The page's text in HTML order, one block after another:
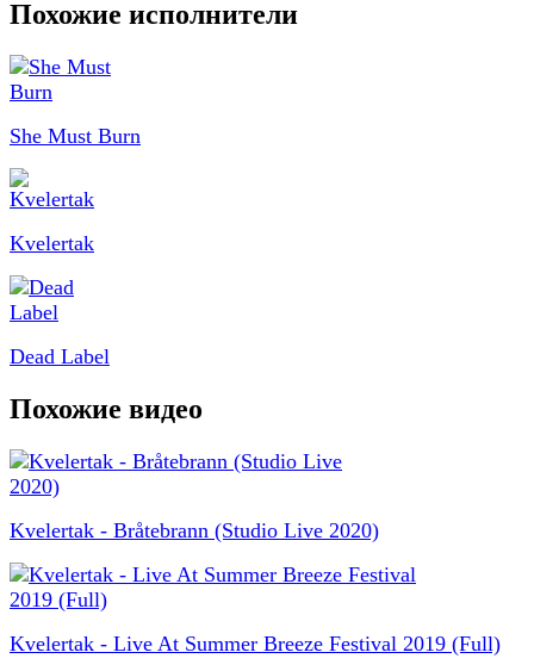
Похожие исполнители
She Must Burn
Kvelertak
Dead Label
Похожие видео
Kvelertak - Bråtebrann (Studio Live 2020)
Kvelertak - Live At Summer Breeze Festival 2019 (Full)